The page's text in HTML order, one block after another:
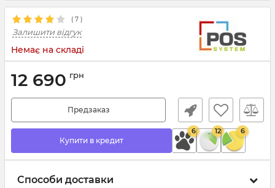
( 7 )
Залишити відгук
Немає на складі
12 690 грн
Предзаказ
Купити в кредит
6 12 6
Способи доставки